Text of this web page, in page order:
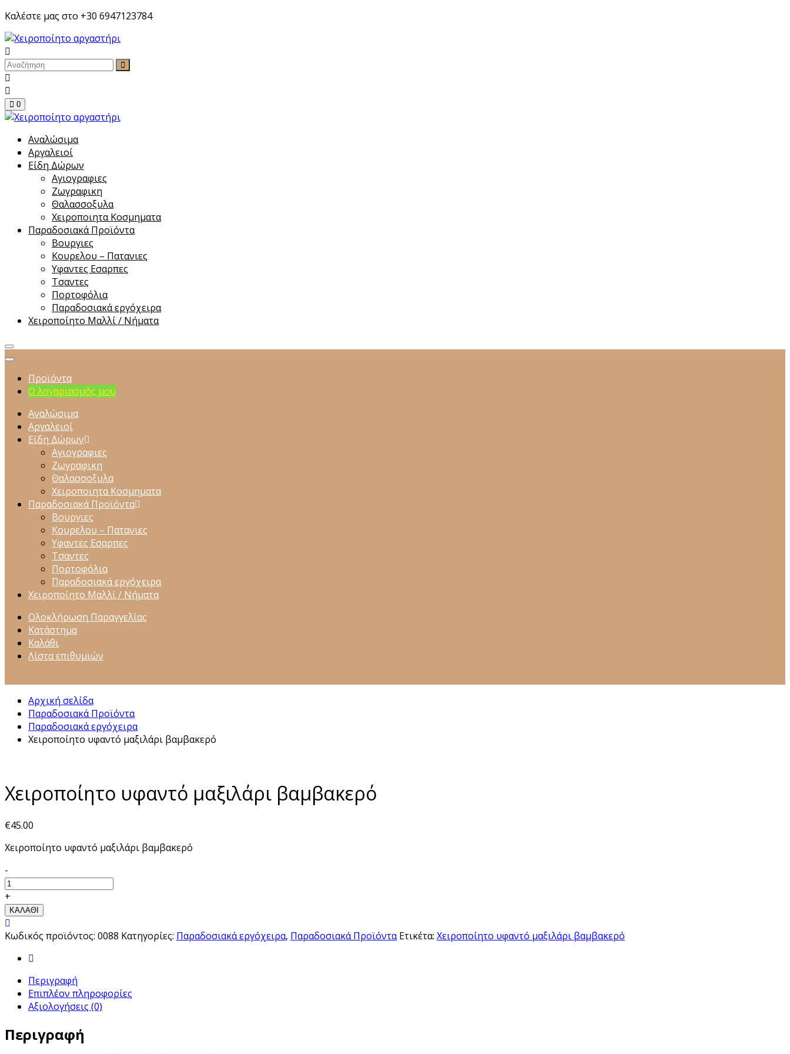
Skip
content
Καλέστε μας στο +30 6947123784
0
Αναλώσιμα
Αργαλειοί
Είδη Δώρων
Αγιογραφιες
Ζωγραφικη
Θαλασσοξυλα
Χειροποιητα Κοσμηματα
Παραδοσιακά Προϊόντα
Βουργιες
Κουρελου – Πατανιες
Υφαντες Εσαρπες
Τσαντες
Πορτοφόλια
Παραδοσιακά εργόχειρα
Χειροποίητο Μαλλί / Νήματα
Προϊόντα
Ο λογαριασμός μου
Αναλώσιμα
Αργαλειοί
Είδη Δώρων
Αγιογραφιες
Ζωγραφικη
Θαλασσοξυλα
Χειροποιητα Κοσμηματα
Παραδοσιακά Προϊόντα
Βουργιες
Κουρελου – Πατανιες
Υφαντες Εσαρπες
Τσαντες
Πορτοφόλια
Παραδοσιακά εργόχειρα
Χειροποίητο Μαλλί / Νήματα
Ολοκλήρωση Παραγγελίας
Κατάστημα
Καλάθι
Λίστα επιθυμιών
Αρχική σελίδα
Παραδοσιακά Προϊόντα
Παραδοσιακά εργόχειρα
Χειροποίητο υφαντό μαξιλάρι βαμβακερό
Χειροποίητο υφαντό μαξιλάρι βαμβακερό
€45.00
Χειροποίητο υφαντό μαξιλάρι βαμβακερό
Quantity
-
+
ΚΑΛΑΘΙ
Κωδικός προϊόντος: 0088 Κατηγορίες: Παραδοσιακά εργόχειρα, Παραδοσιακά Προϊόντα Ετικέτα: Χειροποίητο υφαντό μαξιλάρι βαμβακερό
Περιγραφή
Επιπλέον πληροφορίες
Αξιολογήσεις (0)
Περιγραφή